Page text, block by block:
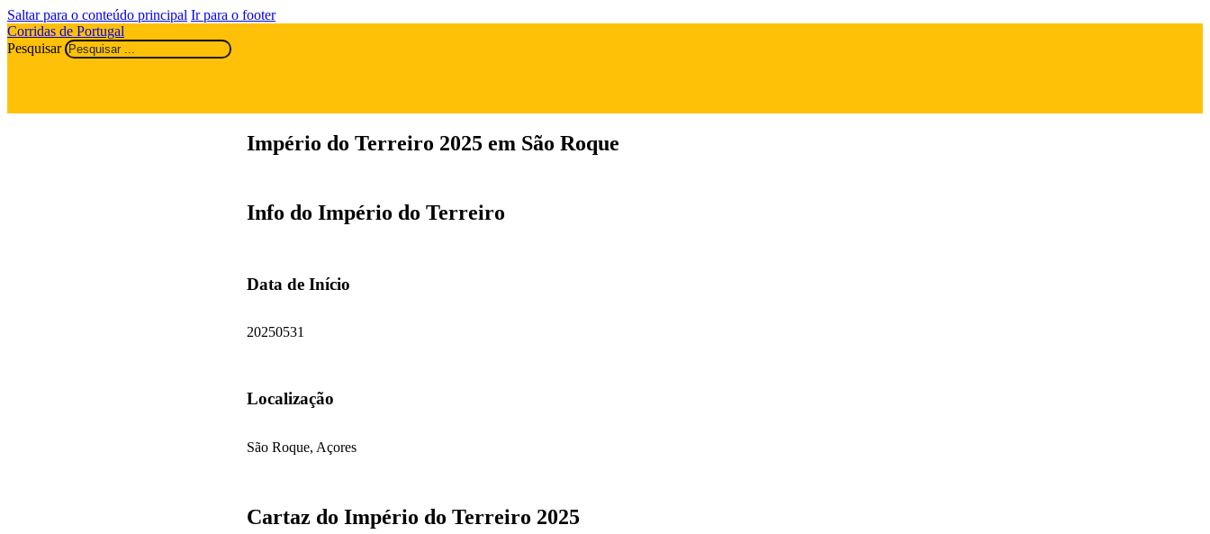
Saltar para o conteúdo principal Ir para o footer
Corridas de Portugal
Pesquisar
Império do Terreiro 2025 em São Roque
Info do Império do Terreiro
Data de Início
20250531
Localização
São Roque, Açores
Cartaz do Império do Terreiro 2025